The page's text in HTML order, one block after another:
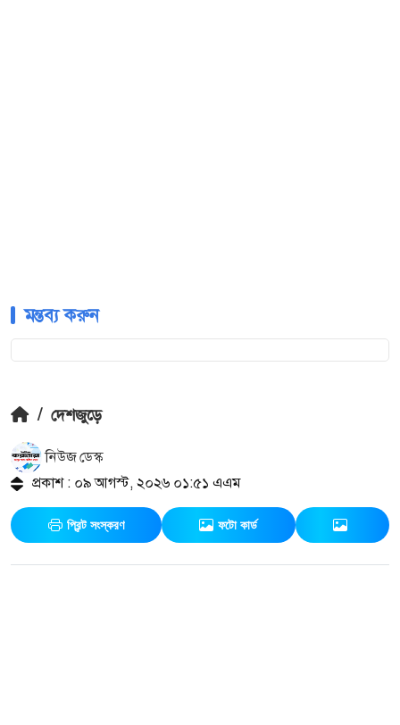
মন্তব্য করুন
/ দেশজুড়ে
নিউজ ডেস্ক
প্রকাশ : ০৯ আগস্ট, ২০২৬ ০১:৫১ এএম
প্রিন্ট সংস্করণ ফটো কার্ড